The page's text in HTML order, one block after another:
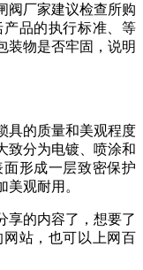
阀厂家建议检查所购
品的执行标准、等
装物是否牢固，说明
的质量和美观程度
致分为电镀、喷涂和
形成一层致密保护
观耐用。
的内容了，想要了
站，也可以上网百